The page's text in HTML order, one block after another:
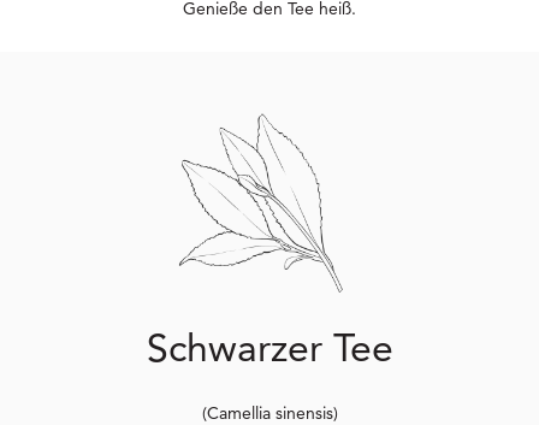
Genieße den Tee heiß.
Schwarzer Tee
(Camellia sinensis)